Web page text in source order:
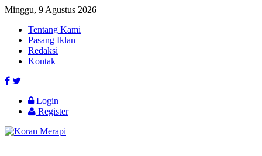
Minggu, 9 Agustus 2026
Tentang Kami
Pasang Iklan
Redaksi
Kontak
Login
Register